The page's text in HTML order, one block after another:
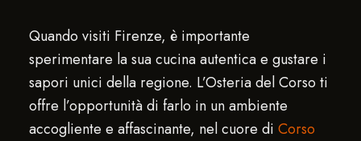
Quando visiti Firenze, è importante
sperimentare la sua cucina autentica e gustare i
sapori unici della regione. L’Osteria del Corso ti
offre l’opportunità di farlo in un ambiente
accogliente e affascinante, nel cuore di Corso